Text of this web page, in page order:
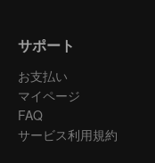
サポート
お支払い
マイページ
FAQ
サービス利用規約